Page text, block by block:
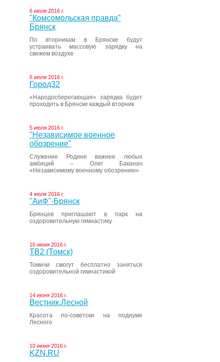
6 июля 2016 г.
"Комсомольская правда"
Брянск
По вторникам в Брянске будут
устраивать массовую зарядку на
свежем воздухе
6 июля 2016 г.
Город32
«Народосберегающая» зарядка будет
проходить в Брянске каждый вторник
5 июля 2016 г.
"Независимое военное
обозрение"
Служение Родине важнее любых
амбиций – Олег Баканач
«Независимому военному обозрению»
4 июля 2016 г.
"АиФ"-Брянск
Брянцев приглашают в парк на
оздоровительную гимнастику
16 июня 2016 г.
ТВ2 (Томск)
Томичи смогут бесплатно заняться
оздоровительной гимнастикой
14 июня 2016 г.
Вестник.Лесной
Красота по-советски на подиуме
Лесного
10 июня 2016 г.
KZN.RU